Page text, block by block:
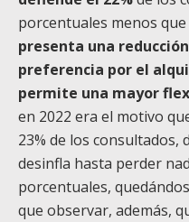
porcentuales menos
presenta una
preferencia por el
permite una mayor
en 2022 era el motivo
23% de los consultados,
desinfla hasta perder
porcentuales,
que observar, además,